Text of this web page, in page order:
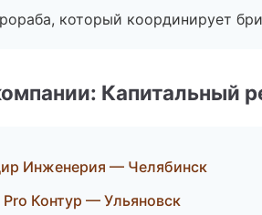
который координирует
Капитальный
Инженерия — Челябинск
Контур — Ульяновск